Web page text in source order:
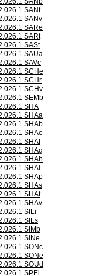
SANt
SANv
SARe
SARt
SASt
SAUa
SAVc
SCHe
SCHr
SCHv
SEMb
SHA
SHAa
SHAb
SHAe
SHAf
SHAg
SHAh
SHAl
SHAp
SHAs
SHAt
SHAv
SILi
SILs
SIMb
SINe
SONc
SONe
SOUd
SPEl